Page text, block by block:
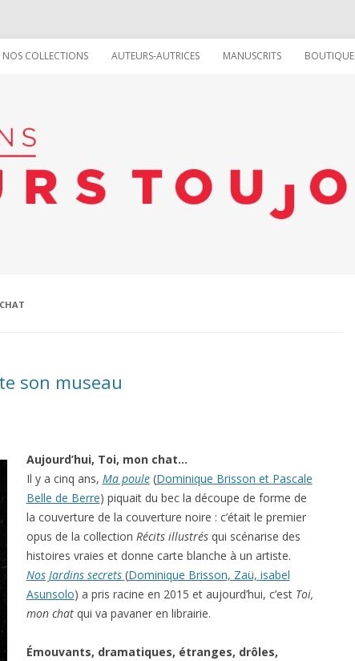
Aller au contenu
NOS COLLECTIONS
COLLECTION TOUT SUR (OU
PRESQUE)
COLLECTION VIVE !
AUTEURS-AUTRICES MANUSCRITS BOUTIQUE
son museau
Aujourd’hui, Toi, mon chat…
Il y a cinq ans, Ma poule(Dominique Brisson et Pascale
Belle de Berre) piquait du bec la découpe de forme de
la couverture de la couverture noire : c’était le premier
opus de la collection Récits illustrés qui scénarise des
histoires vraies et donne carte blanche à un artiste.
Nos Jardins secrets (Dominique Brisson, Zaü, isabel
Asunsolo) a pris racine en 2015 et aujourd’hui, c’est Toi,
mon chatqui va pavaner en librairie.
Émouvants, dramatiques, étranges, drôles,